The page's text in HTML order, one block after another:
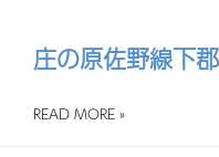
庄の原佐野線下
READ MORE »